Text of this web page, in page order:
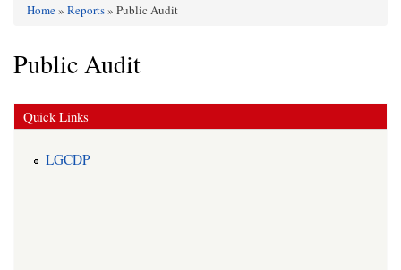
You are here
Home» Reports» Public Audit
Public Audit
Quick Links
LGCDP